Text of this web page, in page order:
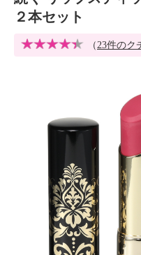
２本セット
（23件のク